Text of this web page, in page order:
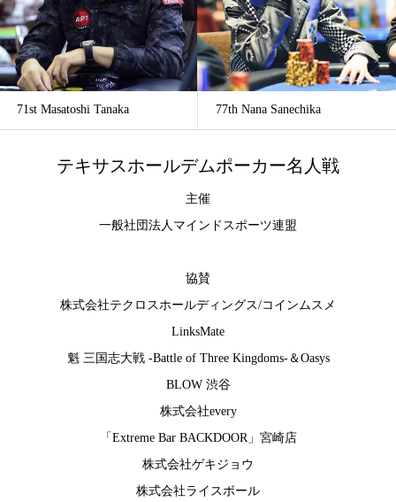
71st Masatoshi Tanaka 77th Nana Sanechika
テキサスホールデムポーカー名人戦
主催
一般社団法人マインドスポーツ連盟
協賛
株式会社テクロスホールディングス/コインムスメ
LinksMate
魁 三国志大戦 -Battle of Three Kingdoms-＆Oasys
BLOW 渋谷
株式会社every
「Extreme Bar BACKDOOR」宮崎店
株式会社ゲキジョウ
株式会社ライスボール